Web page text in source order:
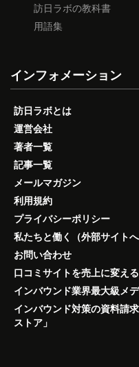
訪日ラボの教科書
用語集
インフォメーション
訪日ラボとは
運営会社
著者一覧
記事一覧
メールマガジン
利用規約
プライバシーポリシー
私たちと働く（外部サイトへ
お問い合わせ
口コミサイトを売上に変え
インバウンド業界最大級メ
インバウンド対策の資料請
ストア」